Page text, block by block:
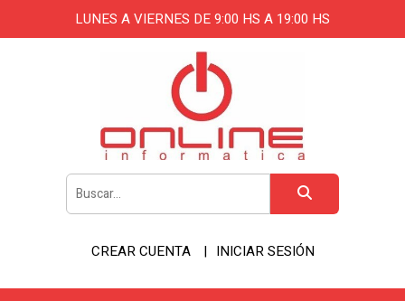
LUNES A VIERNES DE 9:00 HS A 19:00 HS
CREAR CUENTA INICIAR SESIÓN